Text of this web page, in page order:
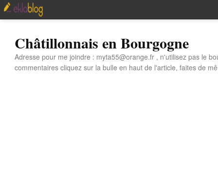
Châtillonnais en Bourgogne
Adresse pour me joindre : myta55@orange.fr , n'utilisez pas le
commentaires cliquez sur la bulle en haut de l'article, faites de